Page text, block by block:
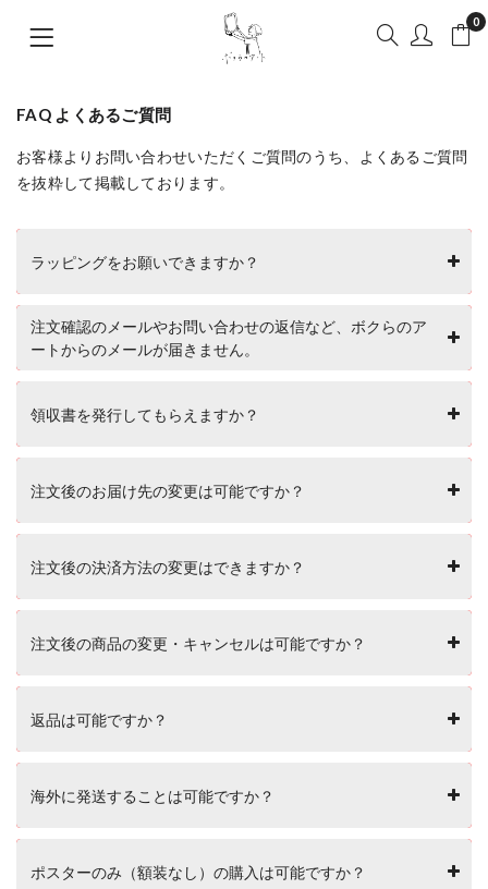
0
FAQ よくあるご質問
お客様よりお問い合わせいただくご質問のうち、よくあるご質問
を抜粋して掲載しております。
ラッピングをお願いできますか？
注文確認のメールやお問い合わせの返信など、ボクらのア
ートからのメールが届きません。
領収書を発行してもらえますか？
注文後のお届け先の変更は可能ですか？
注文後の決済方法の変更はできますか？
注文後の商品の変更・キャンセルは可能ですか？
返品は可能ですか？
海外に発送することは可能ですか？
ポスターのみ（額装なし）の購入は可能ですか？